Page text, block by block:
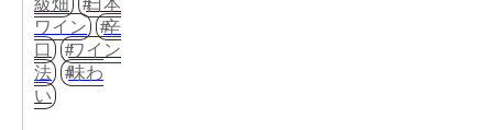
級畑
日本
ワイン
辛
口
ワイン
法
味わ
い